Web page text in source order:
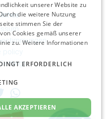
GERMAN
unserer Website zu
die weitere Nutzung
stimmen Sie der
Cookies gemäß unserer
zu. Weitere Informationen
ERFORDERLICH
AKZEPTIEREN